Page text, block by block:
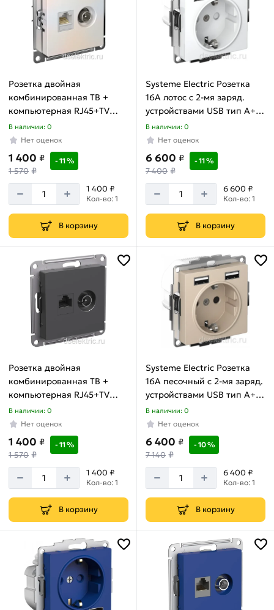
люстры
прожекторы
Товаров
Лента
светодиодная
и
комплектующие
Товаров
по
Точечные
светильники
Товаров
акции:
36
Потолочные
светодиодные
светильники
с
ПДУ
Товаров
по
акции:
10
светильники
Товаров
по
акции:
8
Архитектурная
Товаров
по
акции:
2
Садово-
Розетка двойная
комбинированная ТВ +
компьютерная RJ45+TV
жемчуг AtlasDesign
ATN000489
В наличии: 0
Нет оценок
1 400 ₽
1 570 ₽
- 11 %
1 400 ₽
Кол-во: 1
В корзину
Systeme Electric Розетка
16A лотос с 2-мя заряд.
устройствами USB тип A+A
5В/2.4А 2х5В/1.2А механизм
AtlasDesign ATN001330
В наличии: 0
Нет оценок
6 600 ₽
7 400 ₽
- 11 %
6 600 ₽
Кол-во: 1
В корзину
Розетка двойная
комбинированная ТВ +
компьютерная RJ45+TV
базальт AtlasDesign
ATN001489
В наличии: 0
Нет оценок
1 400 ₽
1 570 ₽
- 11 %
1 400 ₽
Кол-во: 1
В корзину
Systeme Electric Розетка
16A песочный с 2-мя заряд.
устройствами USB тип A+A
5В/2.4А 2х5В/1.2А механизм
AtlasDesign ATN001230
В наличии: 0
Нет оценок
6 400 ₽
7 140 ₽
- 10 %
6 400 ₽
Кол-во: 1
В корзину